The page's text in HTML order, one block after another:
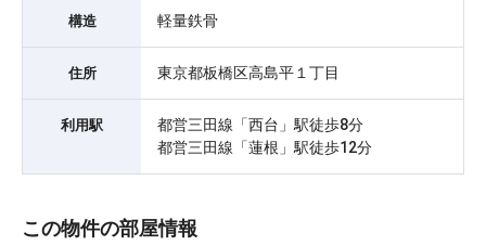
構造 軽量鉄骨
住所 東京都板橋区高島平１丁目
利用駅
都営三田線「西台」駅徒歩8分
都営三田線「蓮根」駅徒歩12分
この物件の部屋情報